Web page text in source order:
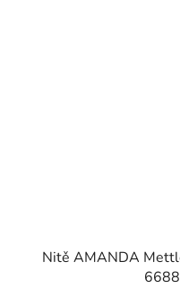
Nitě AMANDA